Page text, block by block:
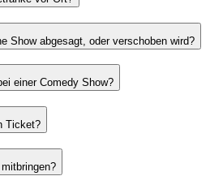
Show abgesagt, oder verschoben wird?
einer Comedy Show?
Ticket?